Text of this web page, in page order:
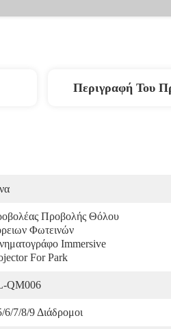
Περιγραφή Του
Προβολής Θόλου
Φωτεινών
Immersive
For Park
QM006
6/7/8/9 Διάδρομοι